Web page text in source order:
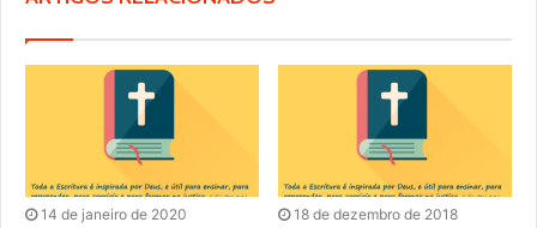
14 de janeiro de 2020 18 de dezembro de 2018